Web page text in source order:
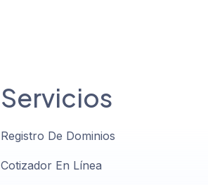
Servicios
Registro De Dominios
Cotizador En Línea